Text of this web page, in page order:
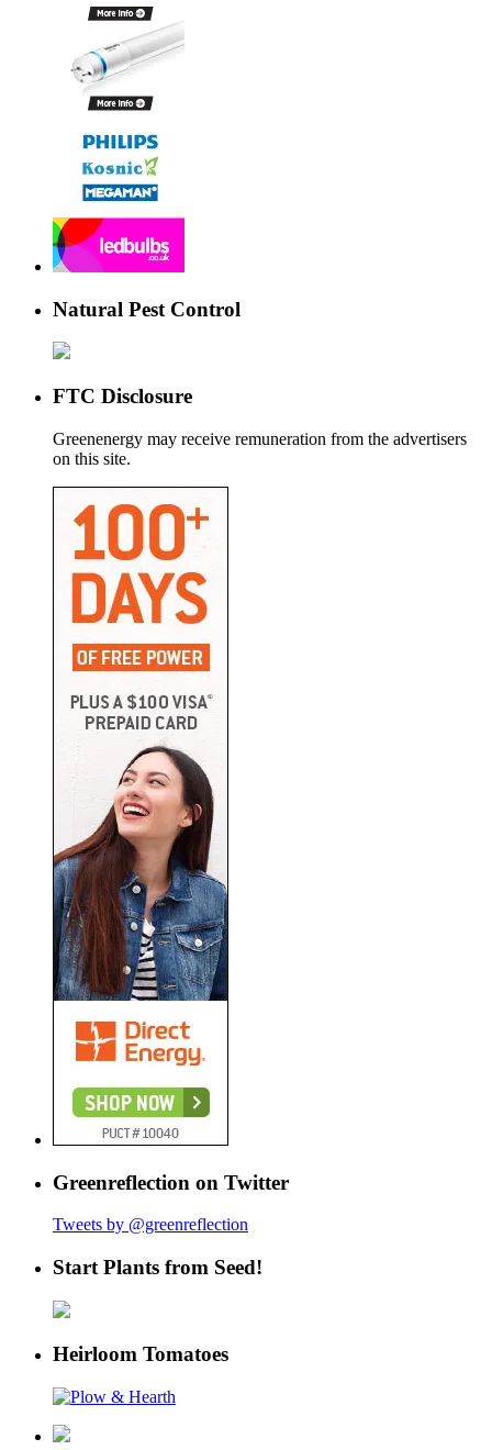
Natural Pest Control
FTC Disclosure
Greenenergy may receive remuneration from the advertisers
on this site.
Greenreflection on Twitter
Tweets by @greenreflection
Start Plants from Seed!
Heirloom Tomatoes